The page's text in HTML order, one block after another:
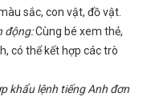
sắc, con vật, đồ vật.
động:Cùng bé xem thẻ,
có thể kết hợp các trò
khẩu lệnh tiếng Anh đơn